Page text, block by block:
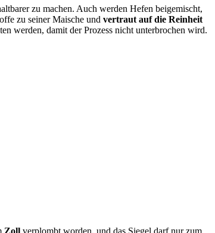
zu machen. Auch werden Hefen beigemischt,
zu seiner Maische und vertraut auf die Reinheit
werden, damit der Prozess nicht unterbrochen wird.
Zoll verplombt worden, und das Siegel darf nur zum